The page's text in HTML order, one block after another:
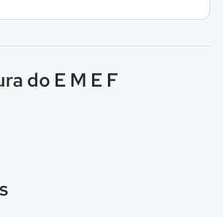
do E M E F